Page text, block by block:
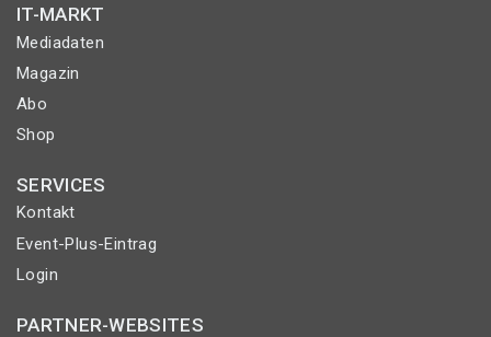
IT-MARKT
Mediadaten
Magazin
Abo
Shop
SERVICES
Kontakt
Event-Plus-Eintrag
Login
PARTNER-WEBSITES